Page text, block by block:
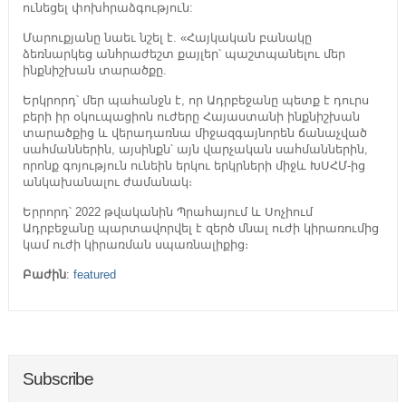
ունեցել փոխհրաձգություն:
Մարուքյանը նաեւ նշել է. «Հայկական բանակը
ձեռնարկեց անհրաժեշտ քայլեր՝ պաշտպանելու մեր
ինքնիշխան տարածքը.
Երկրորդ՝ մեր պահանջն է, որ Ադրբեջանը պետք է դուրս
բերի իր օկուպացիոն ուժերը Հայաստանի ինքնիշխան
տարածքից և վերադառնա միջազգայնորեն ճանաչված
սահմաններին, այսինքն՝ այն վարչական սահմաններին,
որոնք գոյություն ունեին երկու երկրների միջև ԽՍՀՄ-ից
անկախանալու ժամանակ։
Երրորդ՝ 2022 թվականին Պրահայում և Սոչիում
Ադրբեջանը պարտավորվել է զերծ մնալ ուժի կիրառումից
կամ ուժի կիրառման սպառնալիքից։
Բաժին: featured
Subscribe